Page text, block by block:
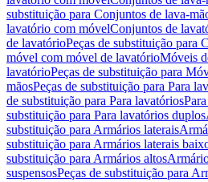
substituição para Conjuntos de lava-
lavatório com móvelConjuntos de
de lavatórioPeças de substituição para
móvel com móvel de lavatórioMóveis
lavatórioPeças de substituição para
mãosPeças de substituição para Para
de substituição para Para lavatórios
substituição para Para lavatórios duplos
substituição para Armários laterais
substituição para Armários laterais
substituição para Armários altos
suspensosPeças de substituição para